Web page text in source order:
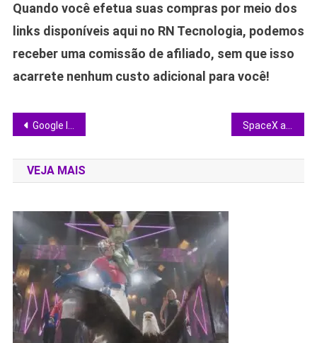
Quando você efetua suas compras por meio dos
links disponíveis aqui no RN Tecnologia, podemos
receber uma comissão de afiliado, sem que isso
acarrete nenhum custo adicional para você!
Navegação
de
Post
Google leva modelo Nano Banana à Busca e ao NotebookLM para facilitar criação de imagens
VEJA MAIS